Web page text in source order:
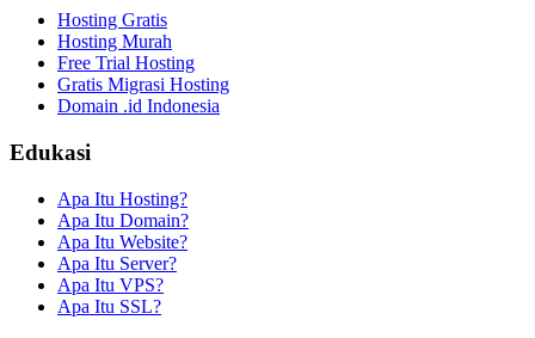
Hosting Gratis
Hosting Murah
Free Trial Hosting
Gratis Migrasi Hosting
Domain .id Indonesia
Edukasi
Apa Itu Hosting?
Apa Itu Domain?
Apa Itu Website?
Apa Itu Server?
Apa Itu VPS?
Apa Itu SSL?